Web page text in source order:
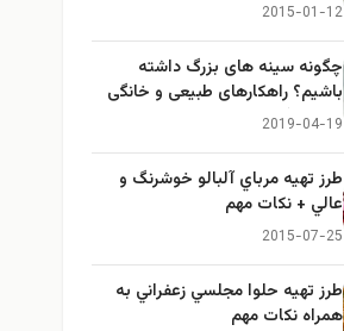
2015-01-12
چگونه سینه های بزرگ داشته
باشیم؟ راهکارهای طبیعی و خانگی
برای بزرگ کردن سینه
2019-04-19
طرز تهيه مرباي آلبالو خوشرنگ و
عالي + نكات مهم
2015-07-25
طرز تهيه حلوا مجلسي زعفراني به
همراه نكات مهم